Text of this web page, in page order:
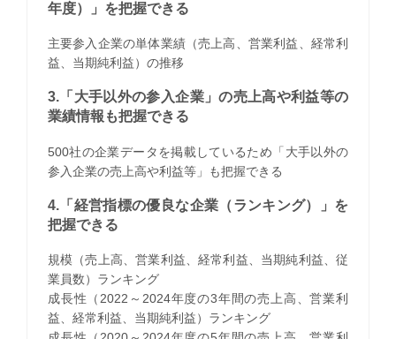
年度）」を把握できる
主要参入企業の単体業績（売上高、営業利益、経常利
益、当期純利益）の推移
3.「大手以外の参入企業」の売上高や利益等の
業績情報も把握できる
500社の企業データを掲載しているため「大手以外の
参入企業の売上高や利益等」も把握できる
4.「経営指標の優良な企業（ランキング）」を
把握できる
規模（売上高、営業利益、経常利益、当期純利益、従
業員数）ランキング
成長性（2022～2024年度の3年間の売上高、営業利
益、経常利益、当期純利益）ランキング